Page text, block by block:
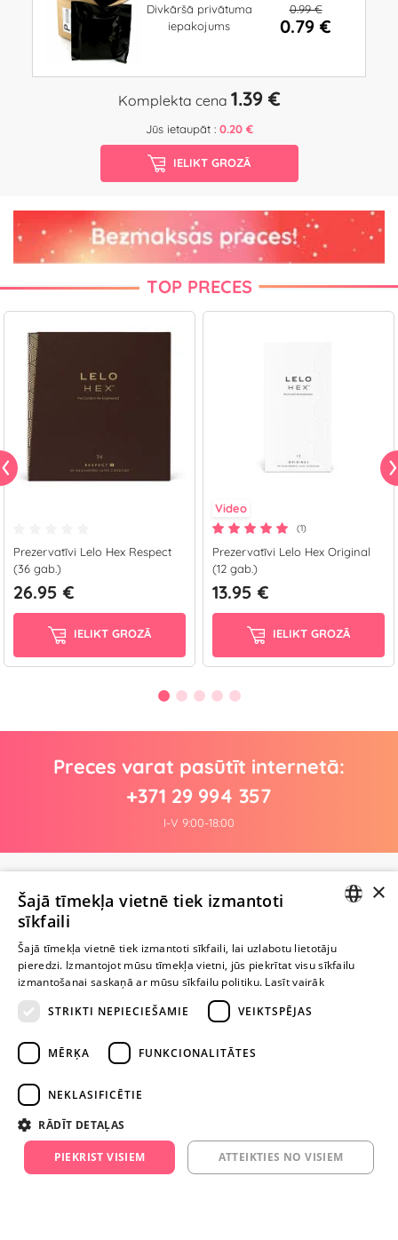
Divkāršā privātuma
iepakojums
0.99 €
0.79 €
Komplekta cena 1.39 €
Jūs ietaupāt : 0.20 €
IELIKT GROZĀ
TOP PRECES
Prezervatīvi Lelo Hex Respect
(36 gab.)
26.95 €
IELIKT GROZĀ
Video
(1)
Prezervatīvi Lelo Hex Original
(12 gab.)
13.95 €
IELIKT GROZĀ
Preces varat pasūtīt internetā:
+371 29 994 357
I-V 9:00-18:00
Esi pirmais!
Uzraksti atsauksmi un SAŅEM DĀVANU!
šo vietni vari tikai no 18 gadu vecuma.
+371 29 994 357
info@yesyes.lv
RUSSIAN
×
Šajā tīmekļa vietnē tiek izmantoti
sīkfaili
Šajā tīmekļa vietnē tiek izmantoti sīkfaili, lai uzlabotu lietotāju
pieredzi. Izmantojot mūsu tīmekļa vietni, jūs piekrītat visu sīkfailu
izmantošanai saskaņā ar mūsu sīkfailu politiku. Lasīt vairāk
STRIKTI NEPIECIEŠAMIE
VEIKTSPĒJAS
MĒRĶA FUNKCIONALITĀTES
NEKLASIFICĒTIE
RĀDĪT DETAĻAS
PIEKRIST VISIEM ATTEIKTIES NO VISIEM